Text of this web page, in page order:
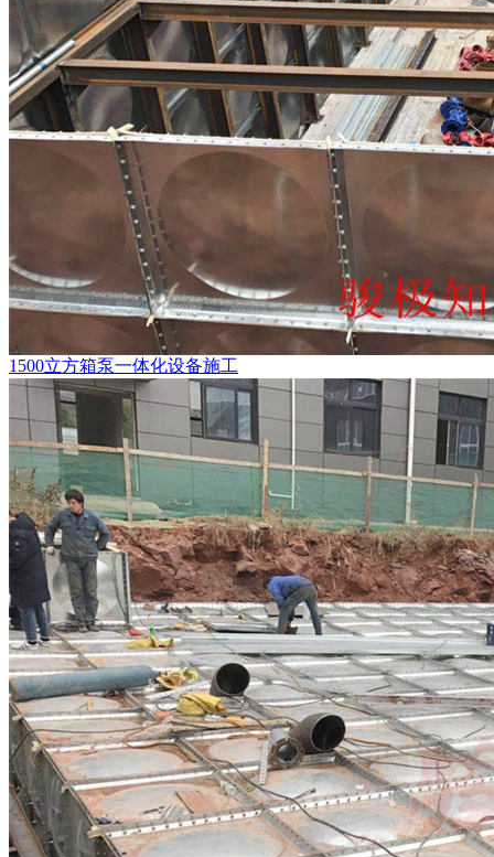
1500立方箱泵一体化设备施工